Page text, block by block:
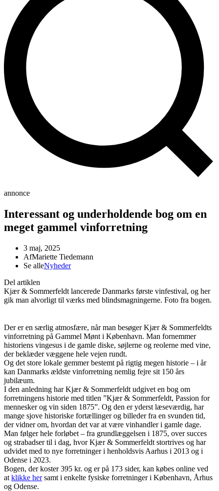
annonce
Interessant og underholdende bog om en
meget gammel vinforretning
3 maj, 2025
AfMariette Tiedemann
Se alleNyheder
Del artiklen
Kjær & Sommerfeldt lancerede Danmarks første vinfestival, og her
gik man alvorligt til værks med blindsmagningerne. Foto fra bogen.
Der er en særlig atmosfære, når man besøger Kjær & Sommerfeldts
vinforretning på Gammel Mønt i København. Man fornemmer
historiens vingesus i de gamle diske, søjlerne og reolerne med vine,
der beklæder væggene hele vejen rundt.
Og det store lokale gemmer bestemt på rigtig megen historie – i år
kan Danmarks ældste vinforretning nemlig fejre sit 150 års
jubilæum.
I den anledning har Kjær & Sommerfeldt udgivet en bog om
forretningens historie med titlen ”Kjær & Sommerfeldt, Passion for
mennesker og vin siden 1875”. Og den er yderst læseværdig, har
mange sjove historiske fortællinger og billeder fra en svunden tid,
der vidner om, hvordan det var at være vinhandler i gamle dage.
Man følger hele forløbet – fra grundlæggelsen i 1875, over succes
og strabadser til i dag, hvor Kjær & Sommerfeldt stortrives og har
udvidet med to nye forretninger i henholdsvis Aarhus i 2013 og i
Odense i 2023.
Bogen, der koster 395 kr. og er på 173 sider, kan købes online ved
at klikke hersamt i enkelte fysiske forretninger i København, Århus
og Odense.